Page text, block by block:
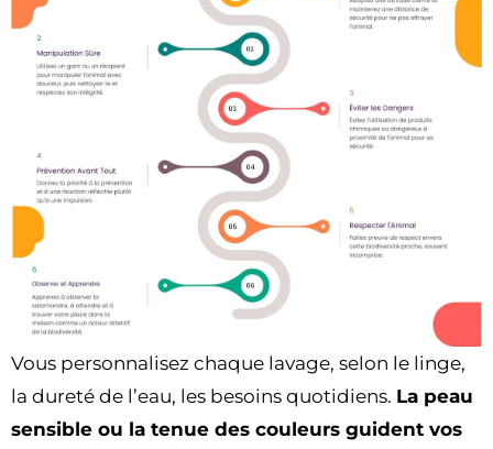
Vous personnalisez chaque lavage, selon le linge,
la dureté de l’eau, les besoins quotidiens. La peau
sensible ou la tenue des couleurs guident vos